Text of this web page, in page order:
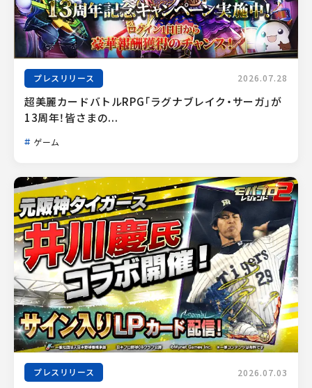
プレスリリース 2026.07.28
超美麗カードバトルRPG「ラグナブレイク・サーガ」が
13周年！皆さまの...
ゲーム
プレスリリース 2026.07.03